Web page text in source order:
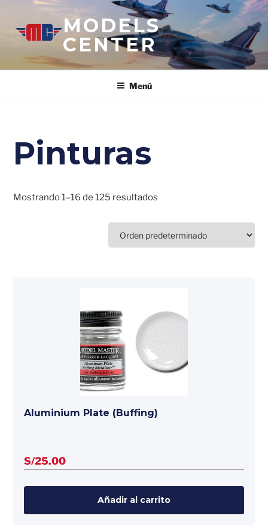
contenido
MODELS
CENTER
Menú
Pinturas
Mostrando 1–16 de 125 resultados
Aluminium Plate (Buffing)
S/25.00
Añadir al carrito